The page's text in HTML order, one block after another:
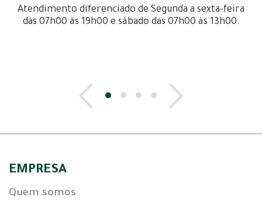
Atendimento diferenciado de Segunda a sexta-feira
das 07h00 às 19h00 e sábado das 07h00 às 13h00.
EMPRESA
Quem somos